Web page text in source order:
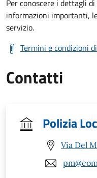
Per conoscere i dettagli
informazioni importanti,
servizio.
Termini e condizioni
Contatti
Polizia
Via Del